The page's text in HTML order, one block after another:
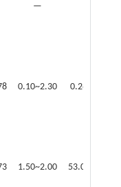
—
0.10~2.30 0.2~87.0
1.50~2.00 53.0~62.0